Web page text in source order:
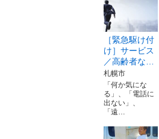
［緊急駆け付
け］サービス
／高齢者な…
札幌市
「何か気にな
る」、「電話に
出ない」、
「遠…